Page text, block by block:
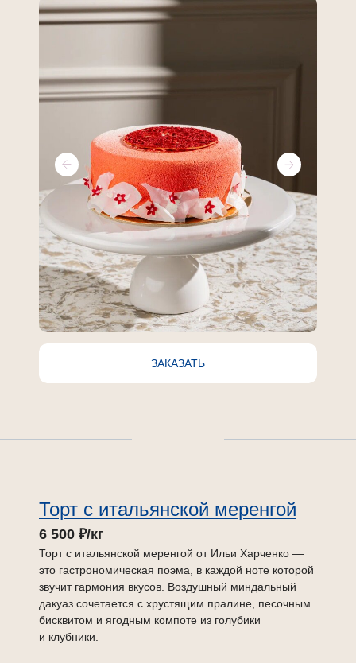
ЗАКАЗАТЬ
Торт с итальянской меренгой
6 500 ₽/кг
Торт с итальянской меренгой от Ильи Харченко —
это гастрономическая поэма, в каждой ноте которой
звучит гармония вкусов. Воздушный миндальный
дакуаз сочетается с хрустящим пралине, песочным
бисквитом и ягодным компоте из голубики
и клубники.